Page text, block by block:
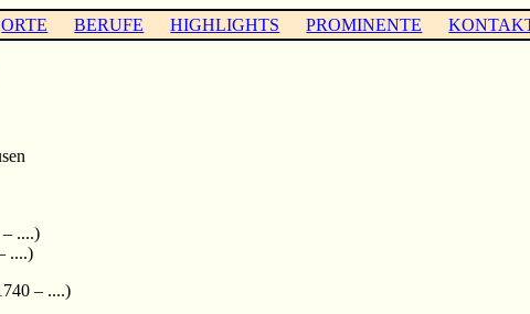
ORTE BERUFE HIGHLIGHTS PROMINENTE
....)
....)
– ....)